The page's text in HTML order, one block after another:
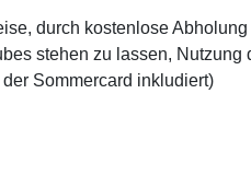
durch kostenlose
stehen zu lassen,
Sommercard inkludiert)